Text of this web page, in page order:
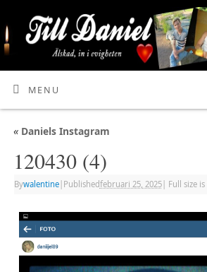
MENU
«Daniels Instagram
120430 (4)
Bywalentine| Publishedfebruari 25, 2025| Full size is